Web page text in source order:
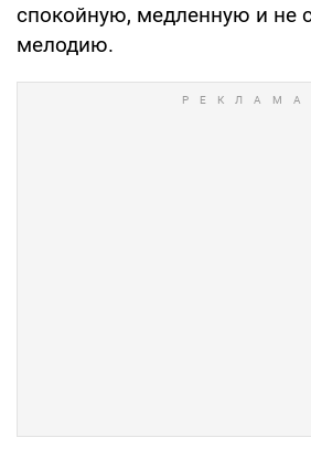
спокойную, медленную и не
мелодию.